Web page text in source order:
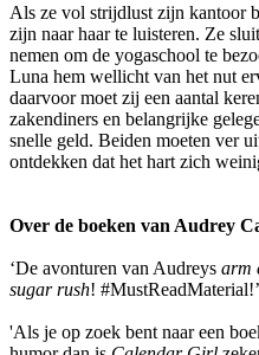
Als ze vol strijdlust zijn kantoor
zijn naar haar te luisteren. Ze
nemen om de yogaschool te
Luna hem wellicht van het nut
daarvoor moet zij een aantal
zakendiners en belangrijke
snelle geld. Beiden moeten ver
ontdekken dat het hart zich
Over de boeken van Audrey
‘De avonturen van Audreys arm
sugar rush!
'Als je op zoek bent naar een